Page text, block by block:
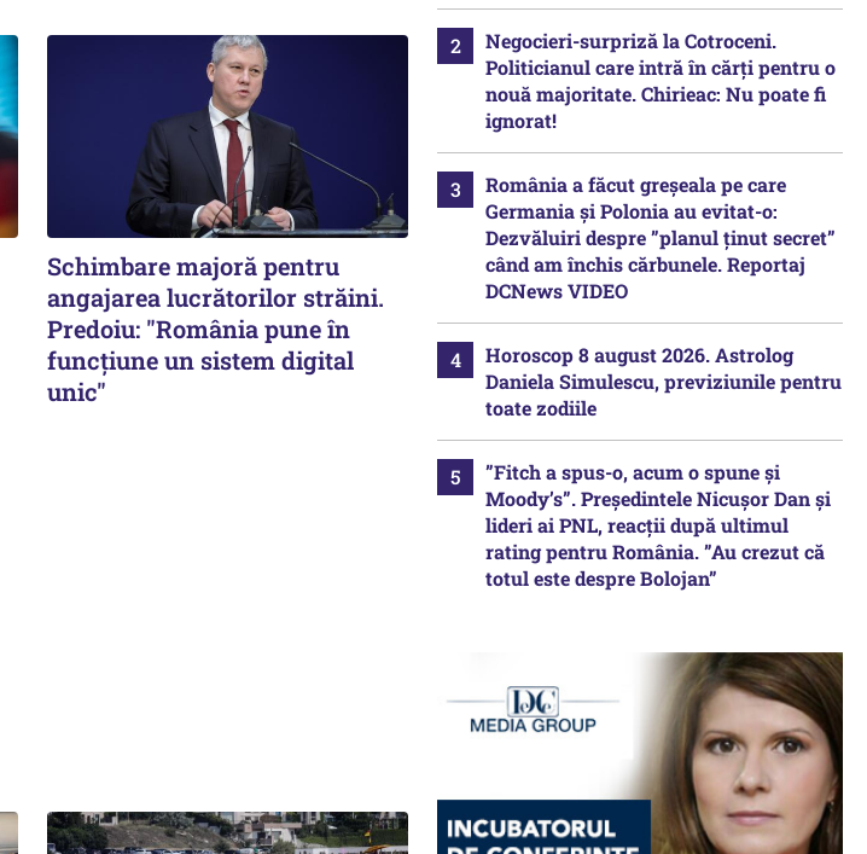
Schimbare majoră pentru
angajarea lucrătorilor străini.
Predoiu: "România pune în
funcțiune un sistem digital
unic"
Negocieri-surpriză la Cotroceni.
Politicianul care intră în cărți pentru o
nouă majoritate. Chirieac: Nu poate fi
ignorat!
România a făcut greșeala pe care
Germania și Polonia au evitat-o:
Dezvăluiri despre ”planul ținut secret”
când am închis cărbunele. Reportaj
DCNews VIDEO
Horoscop 8 august 2026. Astrolog
Daniela Simulescu, previziunile pentru
toate zodiile
”Fitch a spus-o, acum o spune și
Moody’s”. Președintele Nicușor Dan și
lideri ai PNL, reacții după ultimul
rating pentru România. ”Au crezut că
totul este despre Bolojan”